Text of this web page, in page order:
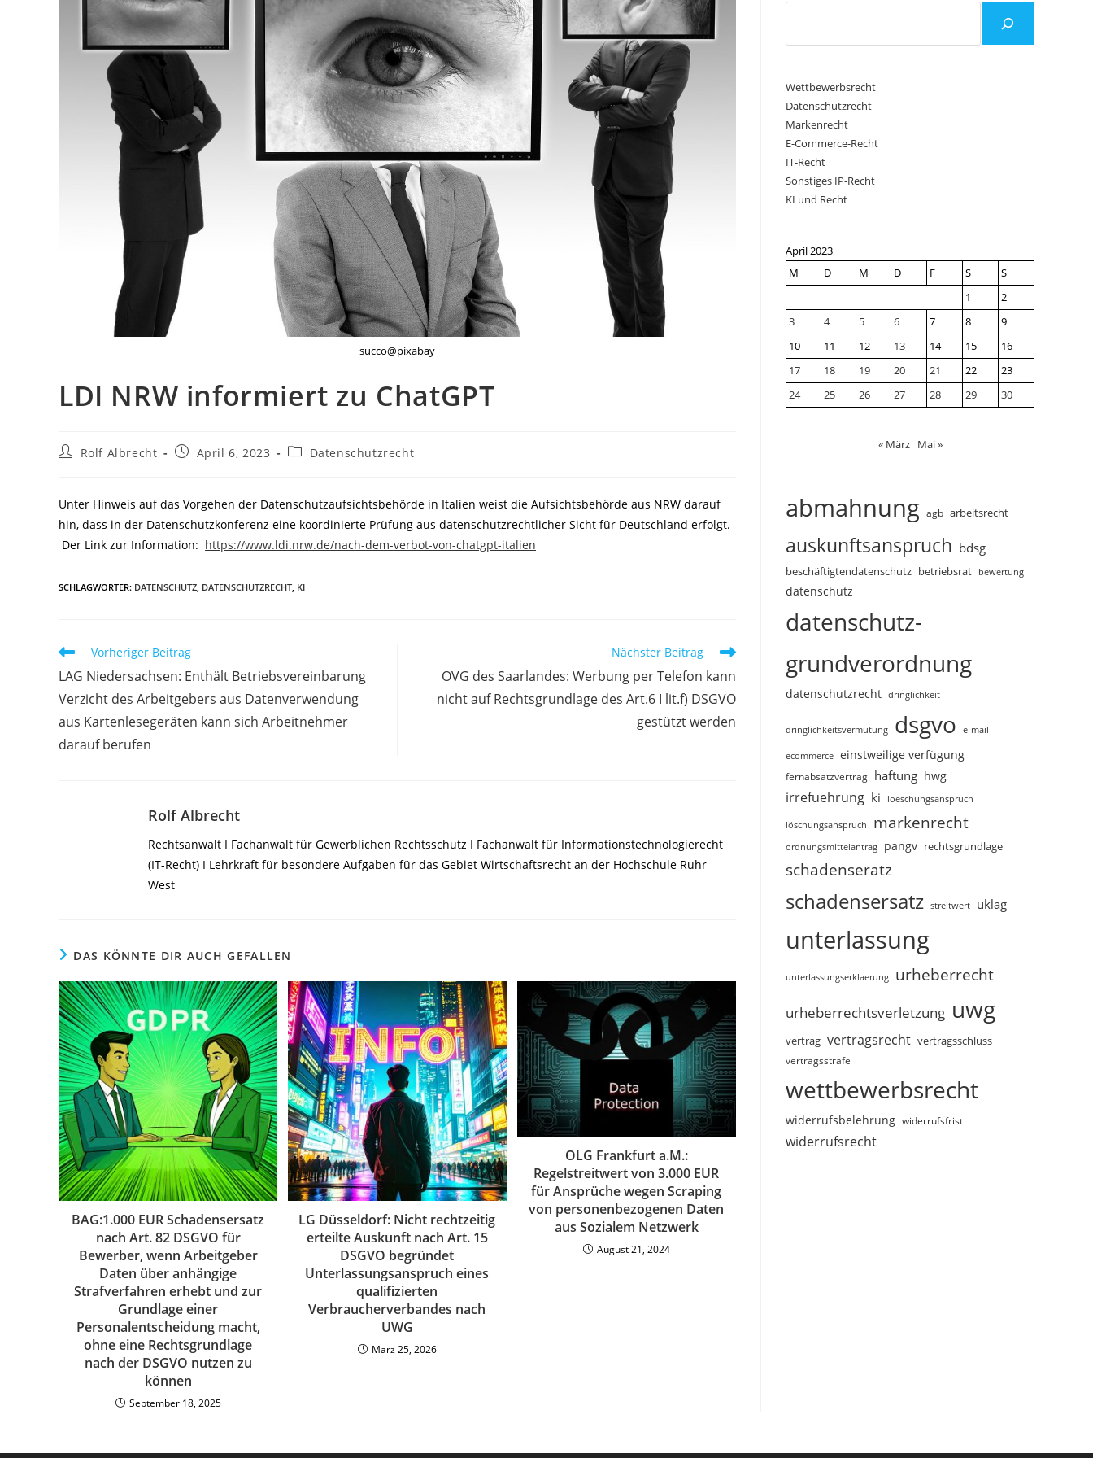
succo@pixabay
LDI NRW informiert zu ChatGPT
Beitrags-
Rolf Albrecht
BeitragApril 6, 2023
Beitrags-
Datenschutzrecht
Unter Hinweis auf das Vorgehen der Datenschutzaufsichtsbehörde in Italien weist die Aufsichtsbehörde aus NRW darauf
hin, dass in der Datenschutzkonferenz eine koordinierte Prüfung aus datenschutzrechtlicher Sicht für Deutschland erfolgt.
Der Link zur Information: https://www.ldi.nrw.de/nach-dem-verbot-von-chatgpt-italien
SCHLAGWÖRTER: DATENSCHUTZ, DATENSCHUTZRECHT, KI
Weitere
ansehen
Vorheriger Beitrag
LAG Niedersachsen: Enthält Betriebsvereinbarung
Verzicht des Arbeitgebers aus Datenverwendung
aus Kartenlesegeräten kann sich Arbeitnehmer
darauf berufen
Nächster Beitrag
OVG des Saarlandes: Werbung per Telefon kann
nicht auf Rechtsgrundlage des Art.6 I lit.f) DSGVO
gestützt werden
Rolf Albrecht
Rechtsanwalt I Fachanwalt für Gewerblichen Rechtsschutz I Fachanwalt für Informationstechnologierecht
(IT-Recht) I Lehrkraft für besondere Aufgaben für das Gebiet Wirtschaftsrecht an der Hochschule Ruhr
West
DAS KÖNNTE DIR AUCH GEFALLEN
BAG:1.000 EUR Schadensersatz
nach Art. 82 DSGVO für
Bewerber, wenn Arbeitgeber
Daten über anhängige
Strafverfahren erhebt und zur
Grundlage einer
Personalentscheidung macht,
ohne eine Rechtsgrundlage
nach der DSGVO nutzen zu
können
September 18, 2025
LG Düsseldorf: Nicht rechtzeitig
erteilte Auskunft nach Art. 15
DSGVO begründet
Unterlassungsanspruch eines
qualifizierten
Verbraucherverbandes nach
UWG
März 25, 2026
OLG Frankfurt a.M.:
Regelstreitwert von 3.000 EUR
für Ansprüche wegen Scraping
von personenbezogenen Daten
aus Sozialem Netzwerk
August 21, 2024
Wettbewerbsrecht
Datenschutzrecht
Markenrecht
E-Commerce-Recht
IT-Recht
Sonstiges IP-Recht
KI und Recht
April 2023
M
D M D F S
S
1
2
3
4 5 6 7 8
9
10
11 12 13 14 15
16
17
18 19 20 21 22
23
24
25 26 27 28 29 30
« März Mai »
abmahnung agb arbeitsrecht
auskunftsanspruch bdsg
beschäftigtendatenschutz betriebsrat bewertung
datenschutz
datenschutz-
grundverordnung
datenschutzrecht dringlichkeit
dringlichkeitsvermutung dsgvo e-mail
ecommerce einstweilige verfügung
fernabsatzvertrag haftung hwg
irrefuehrung ki loeschungsanspruch
löschungsanspruch markenrecht
ordnungsmittelantrag pangv rechtsgrundlage
schadenseratz
schadensersatz streitwert uklag
unterlassung
unterlassungserklaerung urheberrecht
urheberrechtsverletzung uwg
vertrag vertragsrecht vertragsschluss
vertragsstrafe
wettbewerbsrecht
widerrufsbelehrung widerrufsfrist
widerrufsrecht